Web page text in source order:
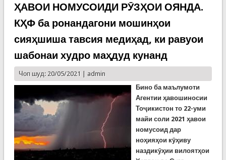
дар беморхона бистарӣ шуданд
ҲАВОИ НОМУСОИДИ РӮЗҲОИ ОЯНДА.
КҲФ ба ронандагони мошинҳои
сияҳшиша тавсия медиҳад, ки равуои
шабонаи худро маҳдуд кунанд
Чоп шуд: 20/05/2021 | admin
Бино ба маълумоти
Агентии ҳавошиносии
Тоҷикистон то 22-уми
майи соли 2021 ҳавои
номусоид дар
ноҳияҳои кӯҳиву
наздикӯҳии вилоятҳои